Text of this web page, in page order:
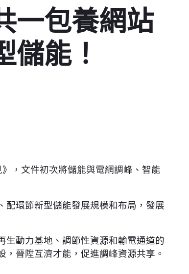
一包養網站
能！
，文件初次將儲能與電網調峰、智能
配環節新型儲能發展規模和布局，發展
動力基地、調節性資源和輸電通道的
，晉陞互濟才能，促進調峰資源共享。